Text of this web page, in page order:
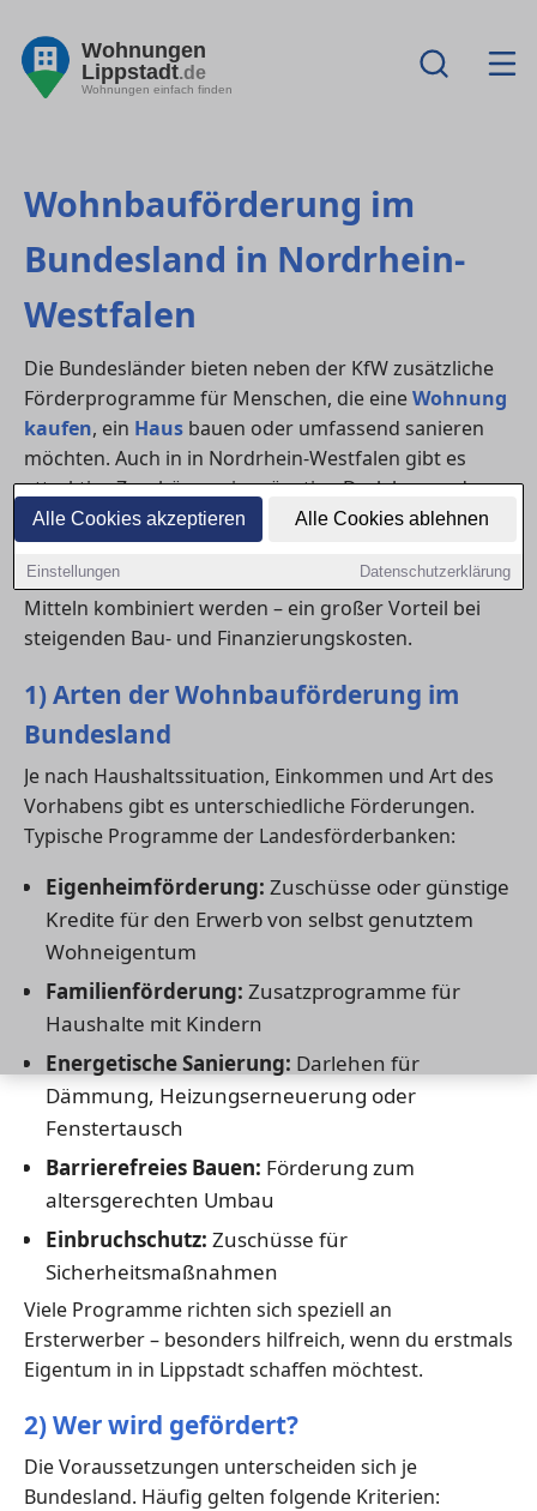
Alle Cookies akzeptieren Alle Cookies ablehnen
Einstellungen Datenschutzerklärung
Wohnungen
Lippstadt.de
Wohnungen einfach finden
Wohnbauförderung im
Bundesland in Nordrhein-
Westfalen
Die Bundesländer bieten neben der KfW zusätzliche
Förderprogramme für Menschen, die eineWohnung
kaufen, ein Haus bauen oder umfassend sanieren
möchten. Auch in in Nordrhein-Westfalen gibt es
attraktive Zuschüsse, zinsgünstige Darlehen und
Unterstützungen für Familien, Erstkäufer:innen oder
energetische Modernisierungen. Diese
Landesförderprogramme können meist mit KfW-
Mitteln kombiniert werden – ein großer Vorteil bei
steigenden Bau- und Finanzierungskosten.
1) Arten der Wohnbauförderung im
Bundesland
Je nach Haushaltssituation, Einkommen und Art des
Vorhabens gibt es unterschiedliche Förderungen.
Typische Programme der Landesförderbanken:
Eigenheimförderung: Zuschüsse oder günstige
Kredite für den Erwerb von selbst genutztem
Wohneigentum
Familienförderung: Zusatzprogramme für
Haushalte mit Kindern
Energetische Sanierung: Darlehen für
Dämmung, Heizungserneuerung oder
Fenstertausch
Barrierefreies Bauen: Förderung zum
altersgerechten Umbau
Einbruchschutz: Zuschüsse für
Sicherheitsmaßnahmen
Viele Programme richten sich speziell an
Ersterwerber – besonders hilfreich, wenn du erstmals
Eigentum in in Lippstadt schaffen möchtest.
2) Wer wird gefördert?
Die Voraussetzungen unterscheiden sich je
Bundesland. Häufig gelten folgende Kriterien: